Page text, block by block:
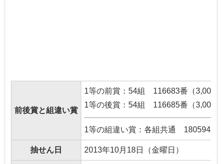
前後賞と組違い賞
1等の前賞：54組 116683番（3,000
1等の後賞：54組 116685番（3,000
1等の組違い賞：各組共通 180594番
抽せん日 2013年10月18日（金曜日）